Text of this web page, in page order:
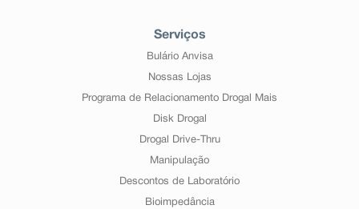
Serviços
Bulário Anvisa
Nossas Lojas
Programa de Relacionamento Drogal Mais
Disk Drogal
Drogal Drive-Thru
Manipulação
Descontos de Laboratório
Bioimpedância